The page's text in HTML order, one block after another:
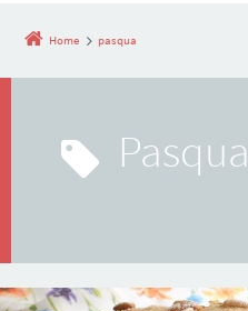
Home pasqua
pasqua